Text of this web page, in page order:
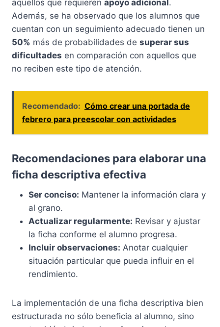
aquellos que requieren apoyo adicional .
Además, se ha observado que los alumnos que
cuentan con un seguimiento adecuado tienen un
50% más de probabilidades de superar sus
dificultades en comparación con aquellos que
no reciben este tipo de atención.
Recomendado: Cómo crear una portada de
febrero para preescolar con actividades
Recomendaciones para elaborar una
ficha descriptiva efectiva
Ser conciso: Mantener la información clara y
al grano.
Actualizar regularmente: Revisar y ajustar
la ficha conforme el alumno progresa.
Incluir observaciones: Anotar cualquier
situación particular que pueda influir en el
rendimiento.
La implementación de una ficha descriptiva bien
estructurada no sólo beneficia al alumno, sino